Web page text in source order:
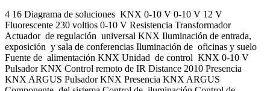
4 16 Diagrama de soluciones KNX 0-10 V 0-10 V 12 V
Fluorescente 230 voltios 0-10 V Resistencia Transformador
Actuador de regulación universal KNX Iluminación de entrada,
exposición y sala de conferencias Iluminación de oficinas y suelo
Fuente de alimentación KNX Unidad de control KNX 0-10 V
Pulsador KNX Control remoto de IR Distance 2010 Presencia
KNX ARGUS Pulsador KNX Presencia KNX ARGUS